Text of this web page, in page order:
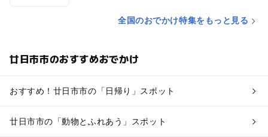
全国のおでかけ特集をもっと見る
廿日市市のおすすめおでかけ
おすすめ！廿日市市の「日帰り」スポット
廿日市市の「動物とふれあう」スポット